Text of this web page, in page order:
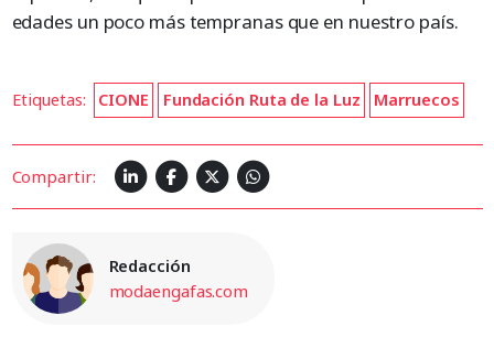
edades un poco más tempranas que en nuestro país.
Etiquetas: CIONE Fundación Ruta de la Luz Marruecos
Compartir:
Redacción
modaengafas.com